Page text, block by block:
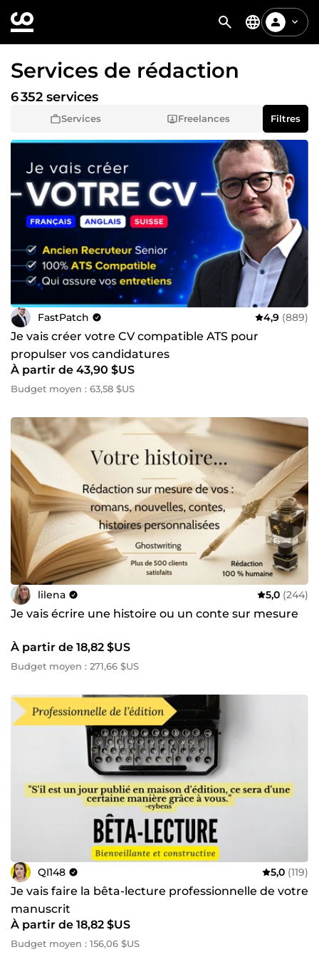
Services de rédaction
Services Freelances
6 352 services
Filtres
FastPatch 4,9 (889)
Je vais créer votre CV compatible ATS pour
propulser vos candidatures
À partir de 43,90 $US
Budget moyen : 63,58 $US
lilena 5,0 (244)
Je vais écrire une histoire ou un conte sur mesure
À partir de 18,82 $US
Budget moyen : 271,66 $US
QI148 5,0 (119)
Je vais faire la bêta-lecture professionnelle de votre
manuscrit
À partir de 18,82 $US
Budget moyen : 156,06 $US